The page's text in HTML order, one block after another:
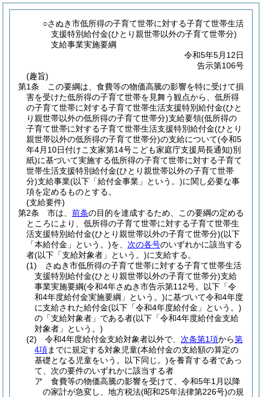
○さぬき市低所得の子育て世帯に対する子育て世帯生活
支援特別給付金(ひとり親世帯以外の子育て世帯分)
支給事業実施要綱
令和5年5月12日
告示第106号
(趣旨)
第1条
この要綱は、食費等の物価高騰の影響を特に受けて損
害を受けた低所得の子育て世帯を見舞う観点から、低所得
の子育て世帯に対する子育て世帯生活支援特別給付金(ひと
り親世帯以外の低所得の子育て世帯分)支給要領(低所得の
子育て世帯に対する子育て世帯生活支援特別給付金(ひとり
親世帯以外の低所得の子育て世帯分)の支給について(令和5
年4月10日付けこ支家第14号こども家庭庁支援局長通知)別
紙)に基づいて実施する低所得の子育て世帯に対する子育て
世帯生活支援特別給付金(ひとり親世帯以外の子育て世帯
分)支給事業(以下「給付金事業」という。)に関し必要な事
項を定めるものとする。
(支給要件)
第2条
市は、 前条の目的を達成するため、この要綱の定める
ところにより、低所得の子育て世帯に対する子育て世帯生
活支援特別給付金(ひとり親世帯以外の子育て世帯分)(以下
「本給付金」という。)を、 次の各号のいずれかに該当する
者(以下「支給対象者」という。)に支給する。
(1)
さぬき市低所得の子育て世帯に対する子育て世帯生活
支援特別給付金(ひとり親世帯以外の子育て世帯分)支給
事業実施要綱(令和4年さぬき市告示第112号。以下「令
和4年度給付金実施要綱」という。)に基づいて令和4年度
に支給された給付金(以下「令和4年度給付金」という。)
の「支給対象者」である者(以下「令和4年度給付金支給
対象者」という。)
(2)
令和4年度給付金支給対象者以外で、 次条第1項から第
4項までに規定する対象児童(本給付金の支給額の算定の
基礎となる児童をいう。以下同じ。)を養育する者であっ
て、次の要件のいずれかに該当する者
ア
食費等の物価高騰の影響を受けて、令和5年1月以降
の家計が急変し、地方税法(昭和25年法律第226号)の規